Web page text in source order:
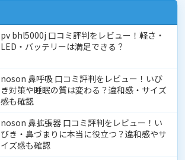
pv bhl5000j 口コミ評判をレビュー！軽さ・
LED・バッテリーは満足できる？
noson 鼻呼吸 口コミ評判をレビュー！いび
き対策や睡眠の質は変わる？違和感・サイズ
感も確認
noson 鼻拡張器 口コミ評判をレビュー！い
びき・鼻づまりに本当に役立つ？違和感やサ
イズ感も確認